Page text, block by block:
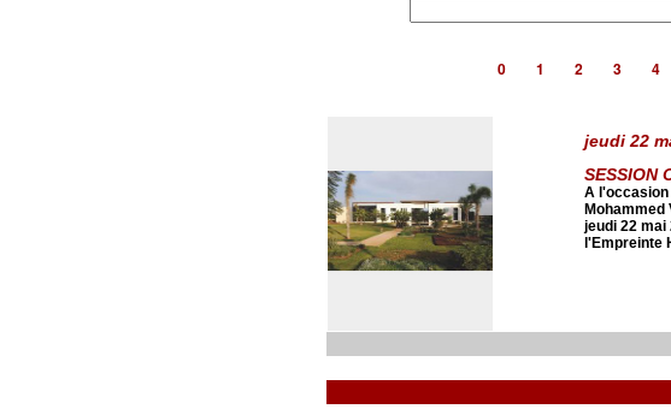
0 1 2 3 4
jeudi 22
SESSION
A l'occasion
Mohammed
jeudi 22
l'Empreinte